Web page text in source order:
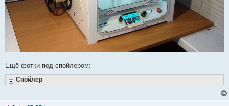
Ещё фотки под спойлером:
Спойлер